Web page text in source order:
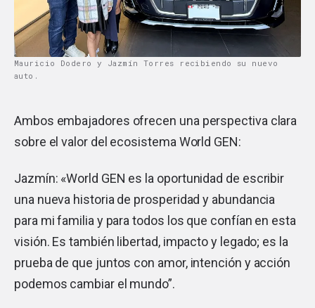
Mauricio Dodero y Jazmín Torres recibiendo su nuevo
auto.
Ambos embajadores ofrecen una perspectiva clara
sobre el valor del ecosistema World GEN:
Jazmín: «World GEN es la oportunidad de escribir
una nueva historia de prosperidad y abundancia
para mi familia y para todos los que confían en esta
visión. Es también libertad, impacto y legado; es la
prueba de que juntos con amor, intención y acción
podemos cambiar el mundo”.